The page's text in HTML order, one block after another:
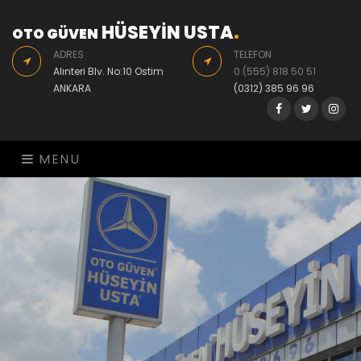
OTO GÜVEN HÜSEYİN USTA.
ADRES
Alınteri Blv. No:10 Ostim
ANKARA
TELEFON
0 (555) 818 50 51
(0312) 385 96 96
FacebookTwitter
MENU